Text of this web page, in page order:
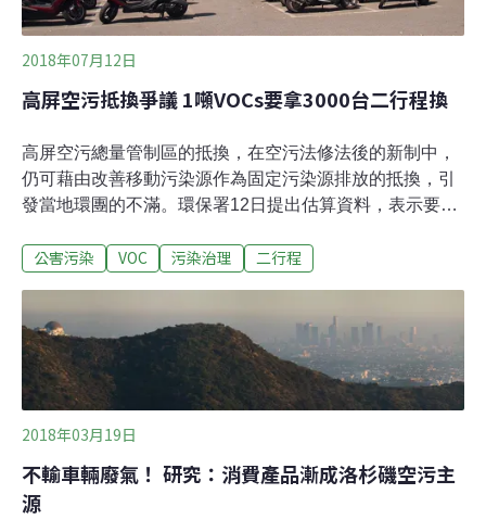
2018年07月12日
高屏空污抵換爭議 1噸VOCs要拿3000台二行程換
高屏空污總量管制區的抵換，在空污法修法後的新制中，
仍可藉由改善移動污染源作為固定污染源排放的抵換，引
發當地環團的不滿。環保署12日提出估算資料，表示要以
用淘汰約3000台二行程機車來換，恐怕要花上千萬元，甚
法，環保署表示目前正在研議，目標下個月提出草案。環
保署空保處處長蔡鴻德指出，一輛二行程機車的VOCs年
排放量約3.8到14.7公斤，換算成1公噸的污染物約等於
227到878台，再以環保署提出1:3.3的抵換比例來算，1噸
固污排放量，需要3.3噸的移污排放量，也就是必須淘汰
749台到2897台二行程機車。且目前設籍在高屏地區的二
行程機車總數是23萬輛，能供高屏工廠抵換的量，約是
79.3噸到307噸。新法規定，移動污染源只有TSP（粒狀
物）、SOx（硫氧化物）、NOx（氮氧化物）及
公害污染 VOC 污染治理 二行程
2018年03月19日
不輸車輛廢氣！ 研究：消費產品漸成洛杉磯空污主
源